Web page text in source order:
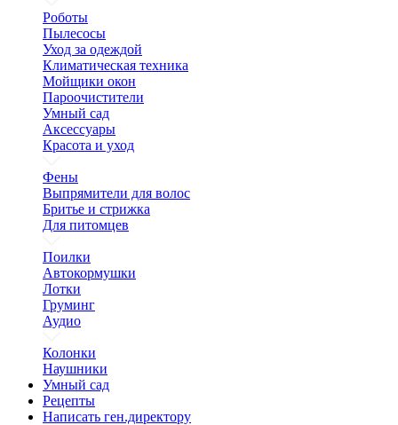
Роботы
Пылесосы
Уход за одеждой
Климатическая техника
Мойщики окон
Пароочистители
Умный сад
Аксессуары
Красота и уход
Фены
Выпрямители для волос
Бритье и стрижка
Для питомцев
Поилки
Автокормушки
Лотки
Груминг
Аудио
Колонки
Наушники
Умный сад
Рецепты
Написать ген.директору